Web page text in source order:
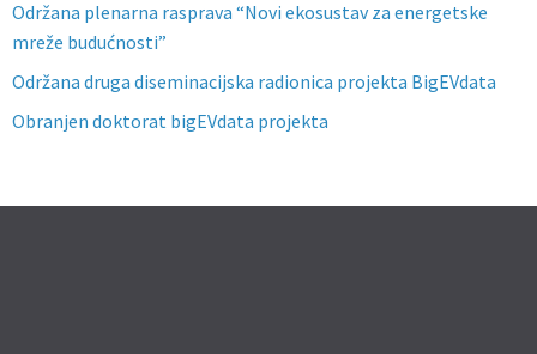
Održana plenarna rasprava “Novi ekosustav za energetske
mreže budućnosti”
Održana druga diseminacijska radionica projekta BigEVdata
Obranjen doktorat bigEVdata projekta